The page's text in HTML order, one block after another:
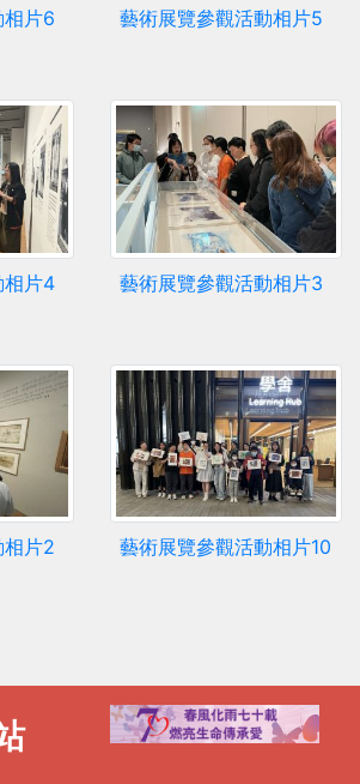
相片6 藝術展覽參觀活動相片5
相片4 藝術展覽參觀活動相片3
相片2 藝術展覽參觀活動相片10